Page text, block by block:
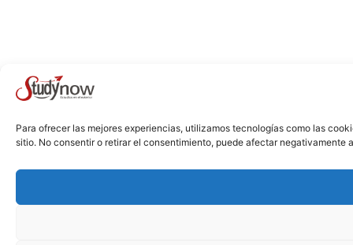
Para ofrecer las mejores experiencias, utilizamos tecnologías como las
sitio. No consentir o retirar el consentimiento, puede afectar negativamente